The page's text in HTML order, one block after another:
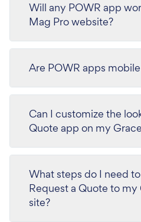
Will any POWR app
Mag Pro website?
Are POWR apps
Can I customize the
Quote app on my
What steps do I need
Request a Quote to
site?